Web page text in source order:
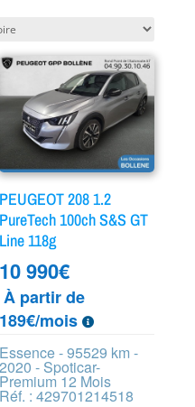
PEUGEOT 208 1.2
PureTech 100ch S&S GT
Line 118g
10 990€
À partir de
189€/mois
Essence - 95529 km -
2020 - Spoticar-
Premium 12 Mois
Réf. : 429701214518